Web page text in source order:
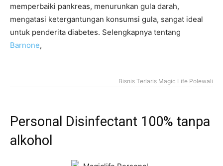
memperbaiki pankreas, menurunkan gula darah,
mengatasi ketergantungan konsumsi gula, sangat ideal
untuk penderita diabetes. Selengkapnya tentang
Barnone,
Bisnis Terlaris Magic Life Polewali
Personal Disinfectant 100% tanpa
alkohol